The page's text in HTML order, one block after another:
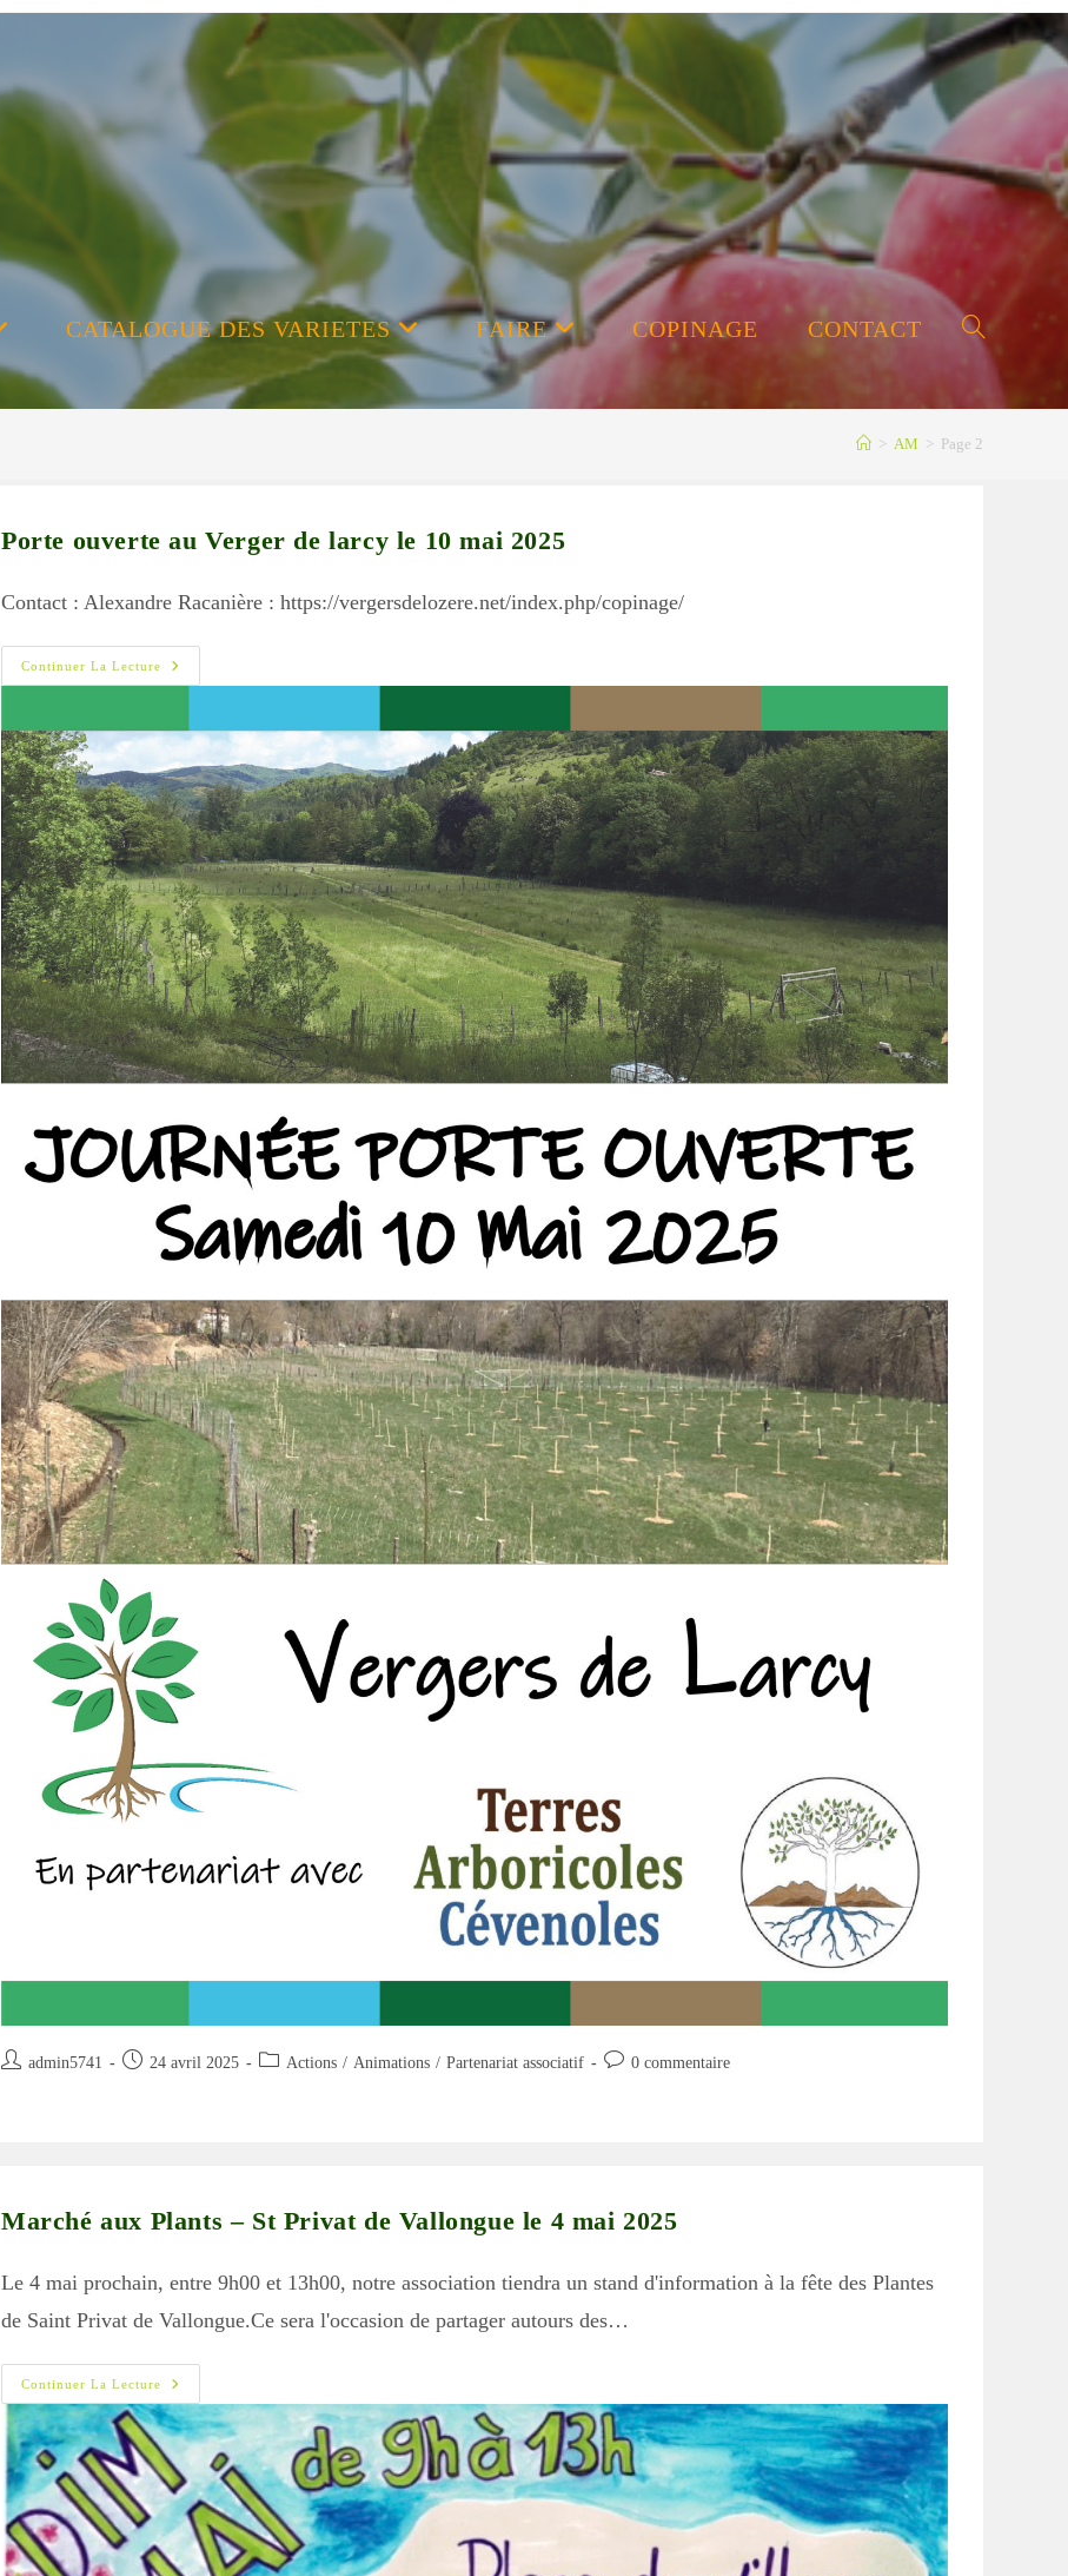
CATALOGUE DES VARIETES FAIRE COPINAGE CONTACT Toggle
> AM > Page 2
Porte ouverte au Verger de larcy le 10 mai 2025
Contact : Alexandre Racanière : https://vergersdelozere.net/index.php/copinage/
Continuer La Lecture
Porte
Ouverte
De
Le
10
Mai
2025
Auteur/autrice
admin5741
Publication
24 avril 2025
Post Actions / Animations / Partenariat associatif
Commentaires
0 commentaire
Marché aux Plants – St Privat de Vallongue le 4 mai 2025
Le 4 mai prochain, entre 9h00 et 13h00, notre association tiendra un stand d'information à la fête des Plantes
de Saint Privat de Vallongue.Ce sera l'occasion de partager autours des…
Continuer La Lecture
Marché
Aux
Plants
–
St
Privat
De
Vallongue
Le
4
Mai
2025